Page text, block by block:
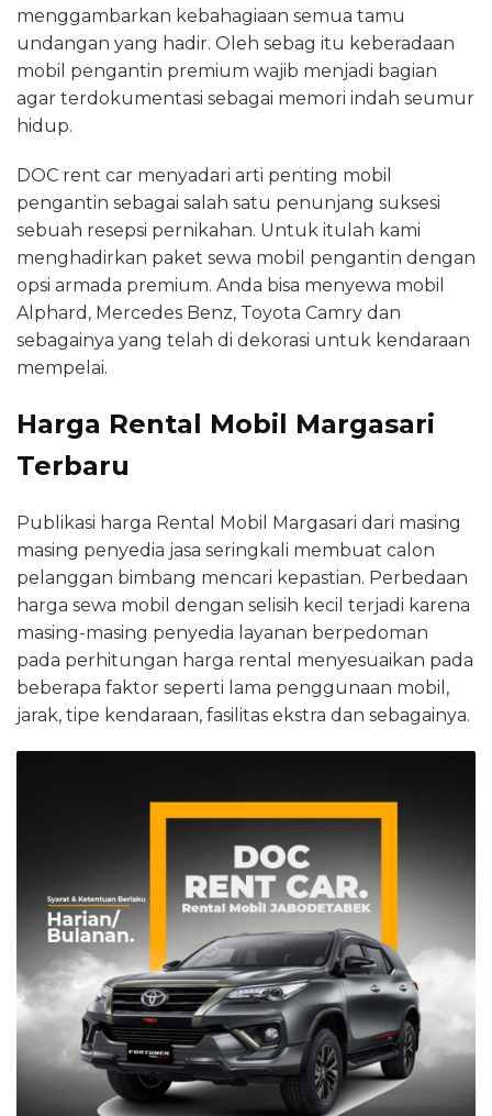
menggambarkan kebahagiaan semua tamu
undangan yang hadir. Oleh sebag itu keberadaan
mobil pengantin premium wajib menjadi bagian
agar terdokumentasi sebagai memori indah seumur
hidup.
DOC rent car menyadari arti penting mobil
pengantin sebagai salah satu penunjang suksesi
sebuah resepsi pernikahan. Untuk itulah kami
menghadirkan paket sewa mobil pengantin dengan
opsi armada premium. Anda bisa menyewa mobil
Alphard, Mercedes Benz, Toyota Camry dan
sebagainya yang telah di dekorasi untuk kendaraan
mempelai.
Harga Rental Mobil Margasari
Terbaru
Publikasi harga Rental Mobil Margasari dari masing
masing penyedia jasa seringkali membuat calon
pelanggan bimbang mencari kepastian. Perbedaan
harga sewa mobil dengan selisih kecil terjadi karena
masing-masing penyedia layanan berpedoman
pada perhitungan harga rental menyesuaikan pada
beberapa faktor seperti lama penggunaan mobil,
jarak, tipe kendaraan, fasilitas ekstra dan sebagainya.